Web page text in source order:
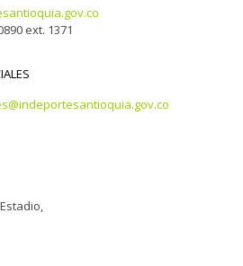
ext. 1371